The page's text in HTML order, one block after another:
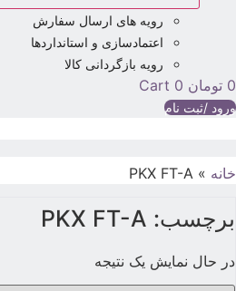
رویه های ارسال سفارش
اعتمادسازی و استانداردها
رویه بازگردانی کالا
0 تومان 0
Cart
ورود /ثبت نام
خانه »
PKX FT-A
برچسب: PKX FT-A
در حال نمایش یک نتیجه